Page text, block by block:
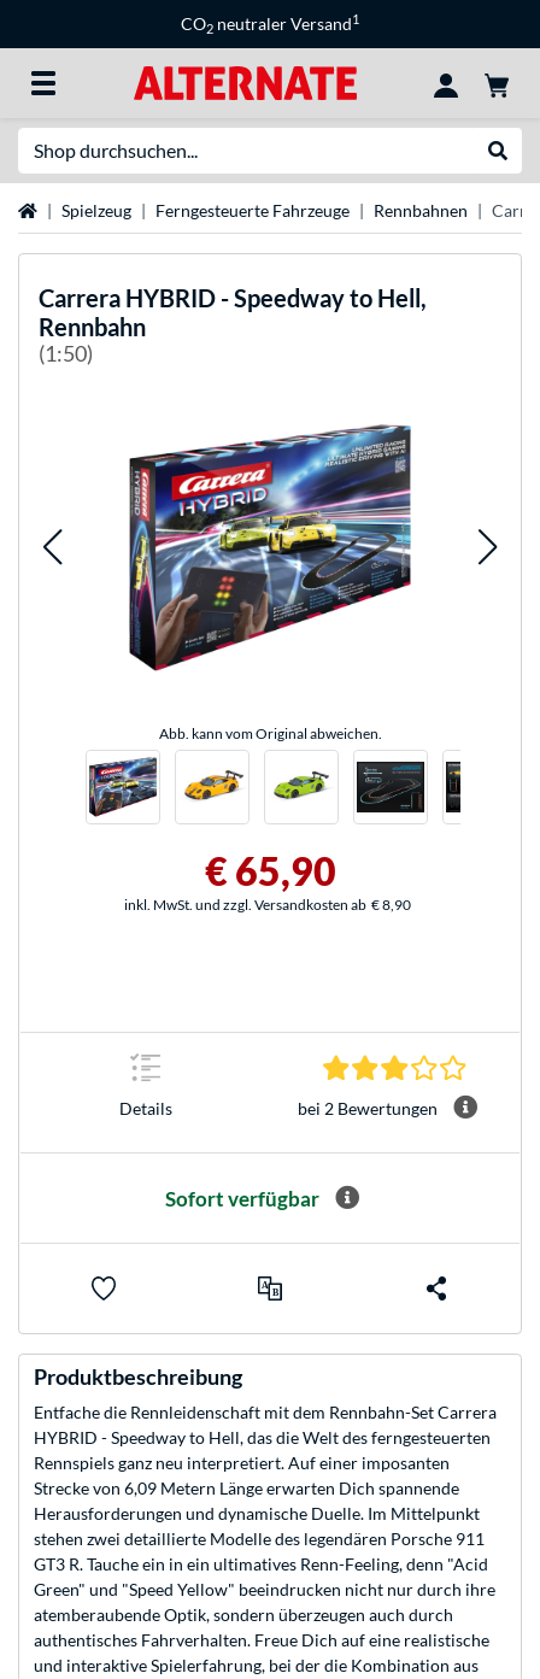
CO2 neutraler Versand1
StartseiteSpielzeug Ferngesteuerte Fahrzeuge Rennbahnen
Carrera HYBRID - Speedway to Hell,
Rennbahn
(1:50)
Abb. kann vom Original abweichen.
€ 65,90
inkl. MwSt. und zzgl. Versandkosten ab € 8,90
Details bei 2 Bewertungen
Sofort verfügbar
Produktbeschreibung
Entfache die Rennleidenschaft mit dem Rennbahn-Set Carrera
HYBRID - Speedway to Hell, das die Welt des ferngesteuerten
Rennspiels ganz neu interpretiert. Auf einer imposanten
Strecke von 6,09 Metern Länge erwarten Dich spannende
Herausforderungen und dynamische Duelle. Im Mittelpunkt
stehen zwei detaillierte Modelle des legendären Porsche 911
GT3 R. Tauche ein in ein ultimatives Renn-Feeling, denn "Acid
Green" und "Speed Yellow" beeindrucken nicht nur durch ihre
atemberaubende Optik, sondern überzeugen auch durch
authentisches Fahrverhalten. Freue Dich auf eine realistische
und interaktive Spielerfahrung, bei der die Kombination aus